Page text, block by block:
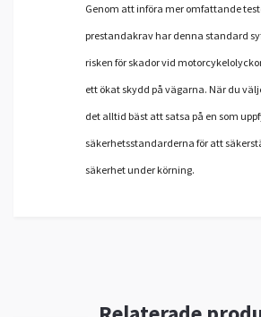
Genom att införa mer omfattande
prestandakrav har denna standard
risken för skador vid
ett ökat skydd på vägarna. När du
det alltid bäst att satsa på en som
säkerhetsstandarderna för att
säkerhet under körning.